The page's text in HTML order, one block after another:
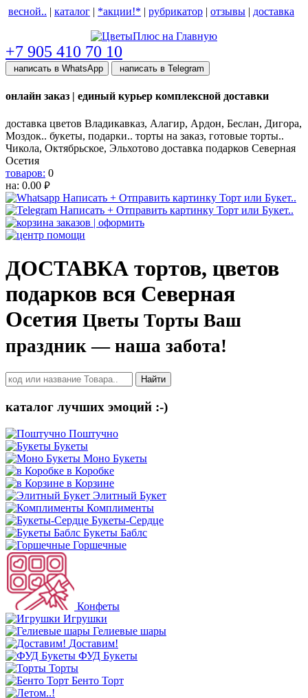
весной.. | каталог | *акции!* | рубрикатор | отзывы | доставка
+7 905 410 70 10
написать в WhatsApp написать в Telegram
онлайн заказ | единый курьер комплексной доставки
доставка цветов Владикавказ, Алагир, Ардон, Беслан, Дигора,
Моздок.. букеты, подарки.. торты на заказ, готовые торты..
Чикола, Октябрьское, Эльхотово доставка подарков Северная
Осетия
товаров: 0
на: 0.00 руб.
ДОСТАВКА тортов, цветов
подарков вся Северная
Осетия Цветы Торты Ваш
праздник — наша забота!
Найти
каталог лучших эмоций :-)
Поштучно
Букеты
Моно Букеты
в Коробке
в Корзине
Элитный Букет
Комплименты
Букеты-Сердце
Букеты Баблс
Горшечные
Конфеты
Игрушки
Гелиевые шары
Доставим!
ФУД Букеты
Торты
Бенто Торт